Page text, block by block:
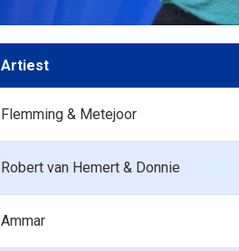
Artiest
Flemming & Metejoor
Robert van Hemert & Donnie
Ammar